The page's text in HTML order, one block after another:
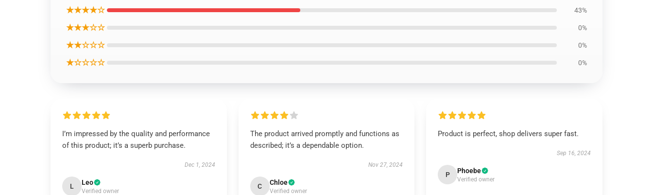
★★★★☆ 43%
★★★☆☆ 0%
★★☆☆☆ 0%
★☆☆☆☆ 0%
I’m impressed by the quality and performance
of this product; it’s a superb purchase.
Dec 1, 2024
L Leo
Verified owner
The product arrived promptly and functions as
described; it’s a dependable option.
Nov 27, 2024
C Chloe
Verified owner
Product is perfect, shop delivers super fast.
Sep 16, 2024
P Phoebe
Verified owner